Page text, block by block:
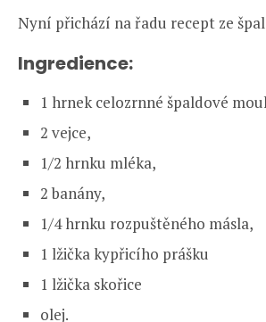
Nyní přichází na řadu recept ze
Ingredience:
1 hrnek celozrnné špaldové
2 vejce,
1/2 hrnku mléka,
2 banány,
1/4 hrnku rozpuštěného másla,
1 lžička kypřicího prášku
1 lžička skořice
olej.